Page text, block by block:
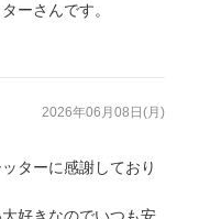
ーさんです。
2026年06月08日(月)
ターに感謝しており